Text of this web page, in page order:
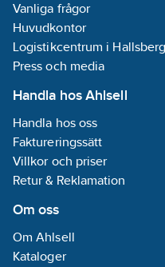
Vanliga frågor
Huvudkontor
Logistikcentrum i
Press och media
Handla hos Ahlsell
Handla hos oss
Faktureringssätt
Villkor och priser
Retur & Reklamation
Om oss
Om Ahlsell
Kataloger